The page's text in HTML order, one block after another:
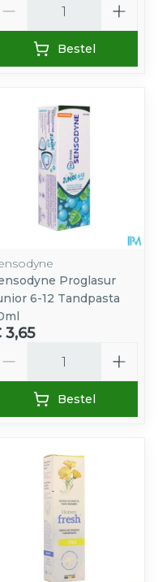
Bestel
Proglasur
6-12 Tandpasta
3,65
Bestel